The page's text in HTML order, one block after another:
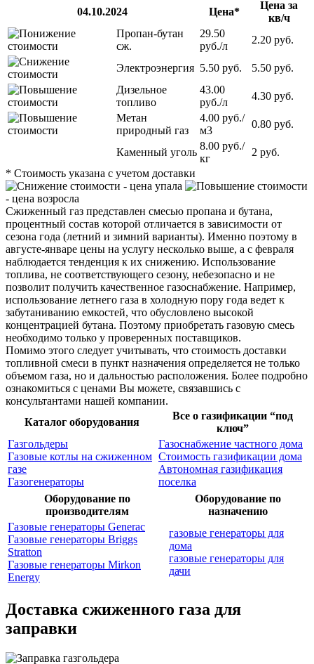
04.10.2024 Цена*
Цена за
кв/ч
Пропан-бутан
сж.
29.50
руб./л
2.20 руб.
Электроэнергия 5.50 руб.
5.50 руб.
Дизельное
топливо
43.00
руб./л
4.30 руб.
Метан
природный газ
4.00 руб./
м3
0.80 руб.
Каменный уголь
8.00 руб./
кг
2 руб.
* Стоимость указана с учетом доставки
- цена упала
- цена возросла
Сжиженный газ представлен смесью пропана и бутана,
процентный состав которой отличается в зависимости от
сезона года (летний и зимний варианты). Именно поэтому в
августе-январе цены на услугу несколько выше, а с февраля
наблюдается тенденция к их снижению. Использование
топлива, не соответствующего сезону, небезопасно и не
позволит получить качественное газоснабжение. Например,
использование летнего газа в холодную пору года ведет к
забутаниванию емкостей, что обусловлено высокой
концентрацией бутана. Поэтому приобретать газовую смесь
необходимо только у проверенных поставщиков.
Помимо этого следует учитывать, что стоимость доставки
топливной смеси в пункт назначения определяется не только
объемом газа, но и дальностью расположения. Более подробно
ознакомиться с ценами Вы можете, связавшись с
консультантами нашей компании.
Каталог оборудования
Все о газификации “под
ключ”
Газгольдеры
Газовые котлы на сжиженном
газе
Газогенераторы
Газоснабжение частного дома
Стоимость газификации дома
Автономная газификация
поселка
Оборудование по
производителям
Оборудование по
назначению
Газовые генераторы Generac
Газовые генераторы Briggs
Stratton
Газовые генераторы Mirkon
Energy
газовые генераторы для
дома
газовые генераторы для
дачи
Доставка сжиженного газа для
заправки